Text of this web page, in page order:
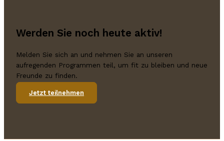
Werden Sie noch heute aktiv!
Melden Sie sich an und nehmen Sie an unseren
aufregenden Programmen teil, um fit zu bleiben und neue
Freunde zu finden.
Jetzt teilnehmen